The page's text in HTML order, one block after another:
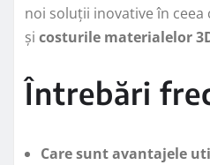
noi soluții inovative în
și costurile materialelor
Întrebări
Care sunt avantajele